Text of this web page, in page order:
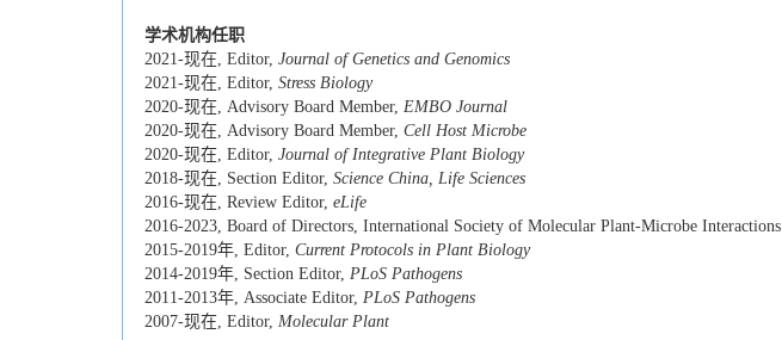
学术机构任职
2021-现在, Editor, Journal of Genetics and Genomics
2021-现在, Editor, Stress Biology
2020-现在, Advisory Board Member, EMBO Journal
2020-现在, Advisory Board Member, Cell Host Microbe
2020-现在, Editor, Journal of Integrative Plant Biology
2018-现在, Section Editor, Science China, Life Sciences
2016-现在, Review Editor, eLife
2016-2023, Board of Directors, International Society of Molecular Plant-Microbe Interactions
2015-2019年, Editor, Current Protocols in Plant Biology
2014-2019年, Section Editor, PLoS Pathogens
2011-2013年, Associate Editor, PLoS Pathogens
2007-现在, Editor, Molecular Plant